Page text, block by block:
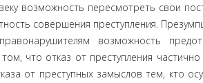
возможность пересмо­треть свои
совершения преступления.
возможность
что отказ от преступления
от преступных замыслов тем, кто